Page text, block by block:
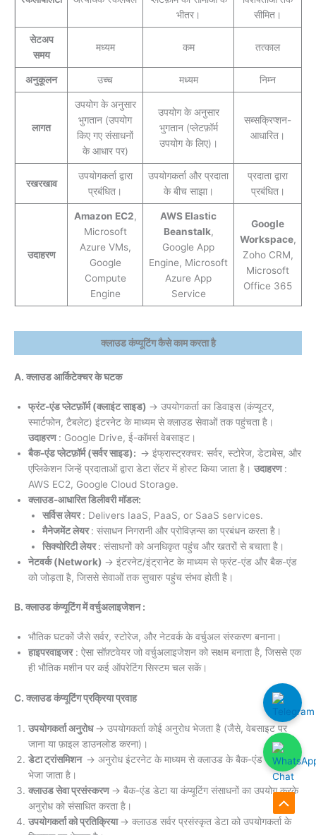
भीतर।
सीमित।
सेटअप
समय
मध्यम कम तत्काल
अनुकूलन उच्च मध्यम निम्न
लागत
उपयोग के अनुसार
भुगतान (उपयोग
किए गए संसाधनों
के आधार पर)
उपयोग के अनुसार
भुगतान (प्लेटफ़ॉर्म
उपयोग के लिए)।
सब्सक्रिप्शन-
आधारित।
रखरखाव
उपयोगकर्ता द्वारा
प्रबंधित।
उपयोगकर्ता और प्रदाता
के बीच साझा।
प्रदाता द्वारा
प्रबंधित।
उदाहरण
Amazon EC2,
Microsoft
Azure VMs,
Google
Compute
Engine
AWS Elastic
Beanstalk,
Google App
Engine, Microsoft
Azure App
Service
Google
Workspace,
Zoho CRM,
Microsoft
Office 365
क्लाउड कंप्यूटिंग कैसे काम करता है
A. क्लाउड आर्किटेक्चर के घटक
फ्रंट-एंड प्लेटफ़ॉर्म (क्लाइंट साइड) → उपयोगकर्ता का डिवाइस (कंप्यूटर,
स्मार्टफोन, टैबलेट) इंटरनेट के माध्यम से क्लाउड सेवाओं तक पहुंचता है।
उदाहरण: Google Drive, ई-कॉमर्स वेबसाइट।
बैक-एंड प्लेटफ़ॉर्म (सर्वर साइड): → इंफ्रास्ट्रक्चर: सर्वर, स्टोरेज, डेटाबेस, और
एप्लिकेशन जिन्हें प्रदाताओं द्वारा डेटा सेंटर में होस्ट किया जाता है। उदाहरण:
AWS EC2, Google Cloud Storage.
क्लाउड-आधारित डिलीवरी मॉडल:
सर्विस लेयर: Delivers IaaS, PaaS, or SaaS services.
मैनेजमेंट लेयर: संसाधन निगरानी और प्रोविज़न्स का प्रबंधन करता है।
सिक्योरिटी लेयर: संसाधनों को अनधिकृत पहुंच और खतरों से बचाता है।
नेटवर्क (Network) → इंटरनेट/इंट्रानेट के माध्यम से फ्रंट-एंड और बैक-एंड
को जोड़ता है, जिससे सेवाओं तक सुचारु पहुंच संभव होती है।
B. क्लाउड कंप्यूटिंग में वर्चुअलाइजेशन :
भौतिक घटकों जैसे सर्वर, स्टोरेज, और नेटवर्क के वर्चुअल संस्करण बनाना।
हाइपरवाइजर: ऐसा सॉफ़्टवेयर जो वर्चुअलाइजेशन को सक्षम बनाता है, जिससे एक
ही भौतिक मशीन पर कई ऑपरेटिंग सिस्टम चल सकें।
C. क्लाउड कंप्यूटिंग प्रक्रिया प्रवाह
उपयोगकर्ता अनुरोध→ उपयोगकर्ता कोई अनुरोध भेजता है (जैसे, वेबसाइट पर
जाना या फ़ाइल डाउनलोड करना)।
डेटा ट्रांसमिशन → अनुरोध इंटरनेट के माध्यम से क्लाउड के बैक-एंड सर्वर पर
भेजा जाता है।
क्लाउड सेवा प्रसंस्करण→ बैक-एंड डेटा या कंप्यूटिंग संसाधनों का उपयोग करके
अनुरोध को संसाधित करता है।
उपयोगकर्ता को प्रतिक्रिया→ क्लाउड सर्वर प्रसंस्कृत डेटा को उपयोगकर्ता के
Scroll